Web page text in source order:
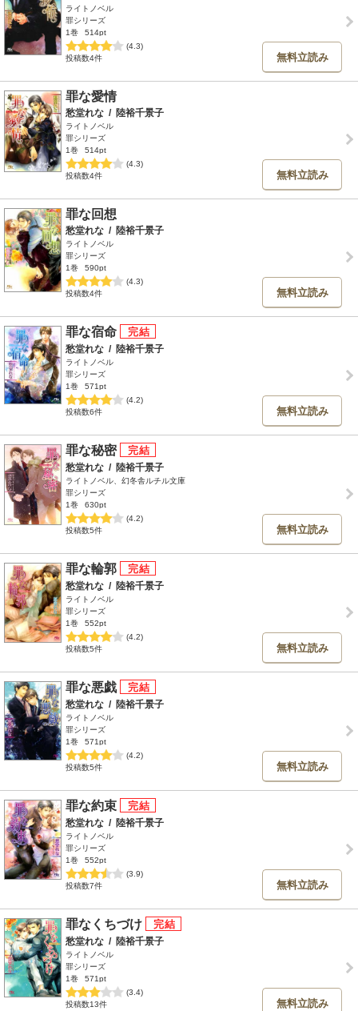
ライトノベル
罪シリーズ
1巻
514pt
(4.3)
投稿数4件
無料立読み
罪な愛情
愁堂れな / 陸裕千景子
ライトノベル
罪シリーズ
1巻
514pt
(4.3)
投稿数4件
無料立読み
罪な回想
愁堂れな / 陸裕千景子
ライトノベル
罪シリーズ
1巻
590pt
(4.3)
投稿数4件
無料立読み
罪な宿命
愁堂れな / 陸裕千景子
ライトノベル
罪シリーズ
1巻
571pt
(4.2)
投稿数6件
無料立読み
罪な秘密
愁堂れな / 陸裕千景子
ライトノベル、幻冬舎ルチル文庫
罪シリーズ
1巻
630pt
(4.2)
投稿数5件
無料立読み
罪な輪郭
愁堂れな / 陸裕千景子
ライトノベル
罪シリーズ
1巻
552pt
(4.2)
投稿数5件
無料立読み
罪な悪戯
愁堂れな / 陸裕千景子
ライトノベル
罪シリーズ
1巻
571pt
(4.2)
投稿数5件
無料立読み
罪な約束
愁堂れな / 陸裕千景子
ライトノベル
罪シリーズ
1巻
552pt
(3.9)
投稿数7件
無料立読み
罪なくちづけ
愁堂れな / 陸裕千景子
ライトノベル
罪シリーズ
1巻
571pt
(3.4)
投稿数13件
無料立読み